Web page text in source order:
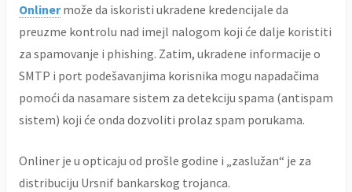
Onlinermože da iskoristi ukradene kredencijale da
preuzme kontrolu nad imejl nalogom koji će dalje koristiti
za spamovanje i phishing. Zatim, ukradene informacije o
SMTP i port podešavanjima korisnika mogu napadačima
pomoći da nasamare sistem za detekciju spama (antispam
sistem) koji će onda dozvoliti prolaz spam porukama.
Onliner je u opticaju od prošle godine i „zaslužan“ je za
distribuciju Ursnif bankarskog trojanca.